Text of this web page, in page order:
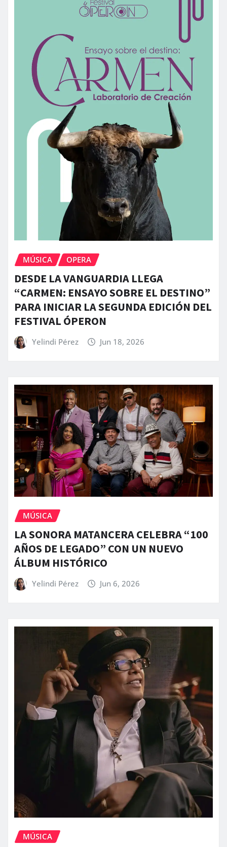
MÚSICA OPERA
DESDE LA VANGUARDIA LLEGA
“CARMEN: ENSAYO SOBRE EL DESTINO”
PARA INICIAR LA SEGUNDA EDICIÓN DEL
FESTIVAL ÓPERON
Yelindi Pérez Jun 18, 2026
MÚSICA
LA SONORA MATANCERA CELEBRA “100
AÑOS DE LEGADO” CON UN NUEVO
ÁLBUM HISTÓRICO
Yelindi Pérez Jun 6, 2026
MÚSICA